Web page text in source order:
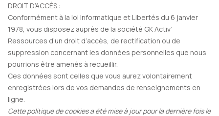
DROIT D’ACCÈS :
Conformément à la loi Informatique et Libertés du 6 janvier
1978, vous disposez auprès de la société GK Activ’
Ressources d’un droit d’accès, de rectification ou de
suppression concernant les données personnelles que nous
pourrions être amenés à recueillir.
Ces données sont celles que vous aurez volontairement
enregistrées lors de vos demandes de renseignements en
ligne.
Cette politique de cookies a été mise à jour pour la dernière fois le